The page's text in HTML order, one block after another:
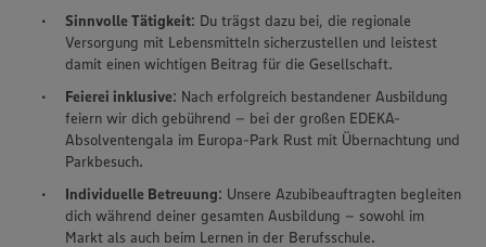
Sinnvolle Tätigkeit: Du trägst dazu bei, die regionale
Versorgung mit Lebensmitteln sicherzustellen und leistest
damit einen wichtigen Beitrag für die Gesellschaft.
Feierei inklusive: Nach erfolgreich bestandener Ausbildung
feiern wir dich gebührend – bei der großen EDEKA-
Absolventengala im Europa-Park Rust mit Übernachtung und
Parkbesuch.
Individuelle Betreuung: Unsere Azubibeauftragten begleiten
dich während deiner gesamten Ausbildung – sowohl im
Markt als auch beim Lernen in der Berufsschule.